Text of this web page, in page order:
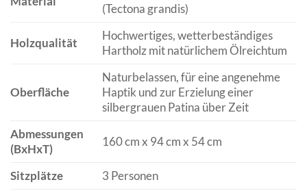
(Tectona grandis)
Holzqualität
Hochwertiges, wetterbeständiges
Hartholz mit natürlichem Ölreichtum
Oberfläche
Naturbelassen, für eine angenehme
Haptik und zur Erzielung einer
silbergrauen Patina über Zeit
Abmessungen
(BxHxT)
160 cm x 94 cm x 54 cm
Sitzplätze 3 Personen